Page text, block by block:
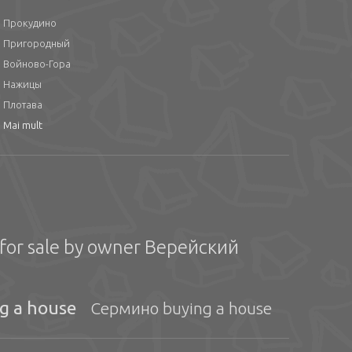
Прокудино
Пригородный
Войново-Гора
Нажицы
Плотава
Mai mult
sale by owner Верейский
a house Сермино buying a house